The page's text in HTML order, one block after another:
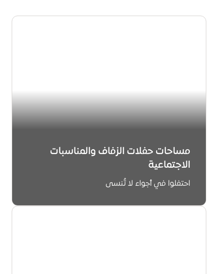
مساحات حفلات الزفاف والمناسبات
الاجتماعية
احتفلوا في أجواء لا تُنسى